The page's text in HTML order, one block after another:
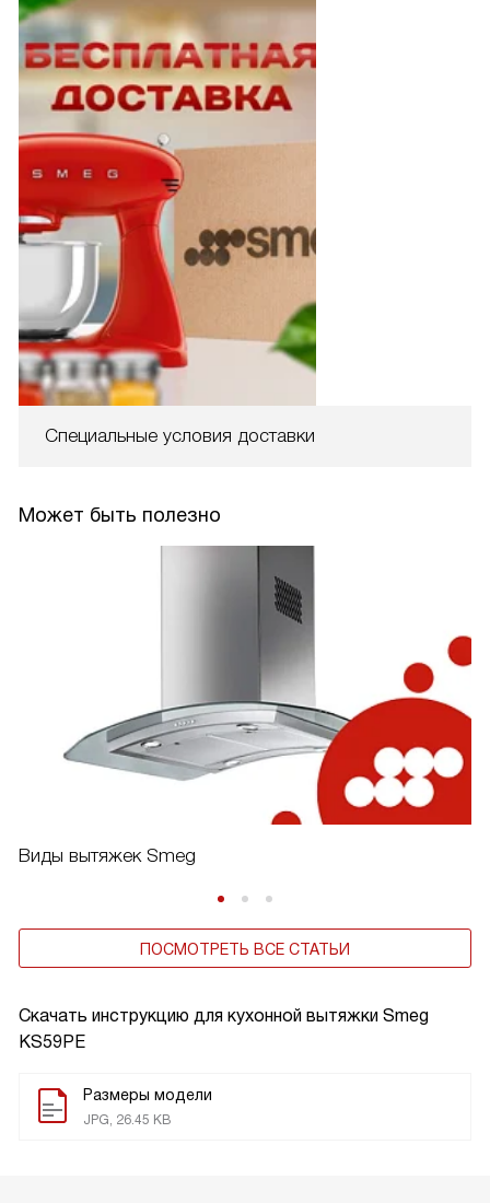
Скачать инструкцию для кухонной вытяжки Smeg
KS59PE
Размеры модели
JPG, 26.45 KB
Специальные условия доставки
Может быть полезно
Виды вытяжек Smeg
ПОСМОТРЕТЬ ВСЕ СТАТЬИ